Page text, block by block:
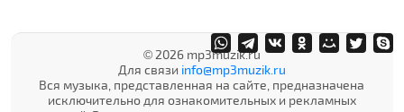
© 2026 mp3muzik.ru
Для связи info@mp3muzik.ru
Вся музыка, представленная на сайте, предназначена
исключительно для ознакомительных и рекламных